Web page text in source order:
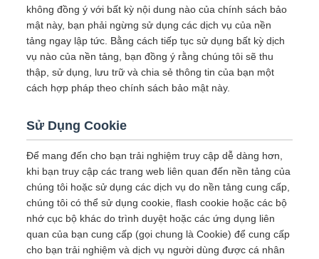
không đồng ý với bất kỳ nội dung nào của chính sách bảo
mật này, bạn phải ngừng sử dụng các dịch vụ của nền
tảng ngay lập tức. Bằng cách tiếp tục sử dụng bất kỳ dịch
vụ nào của nền tảng, bạn đồng ý rằng chúng tôi sẽ thu
thập, sử dụng, lưu trữ và chia sẻ thông tin của bạn một
cách hợp pháp theo chính sách bảo mật này.
Sử Dụng Cookie
Để mang đến cho bạn trải nghiệm truy cập dễ dàng hơn,
khi bạn truy cập các trang web liên quan đến nền tảng của
chúng tôi hoặc sử dụng các dịch vụ do nền tảng cung cấp,
chúng tôi có thể sử dụng cookie, flash cookie hoặc các bộ
nhớ cục bộ khác do trình duyệt hoặc các ứng dụng liên
quan của bạn cung cấp (gọi chung là Cookie) để cung cấp
cho bạn trải nghiệm và dịch vụ người dùng được cá nhân